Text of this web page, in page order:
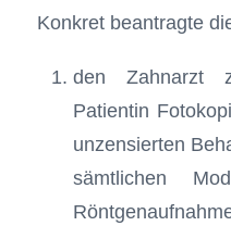
Konkret beantragte
den Zahnarzt
Patientin
unzensierten
sämtlichen